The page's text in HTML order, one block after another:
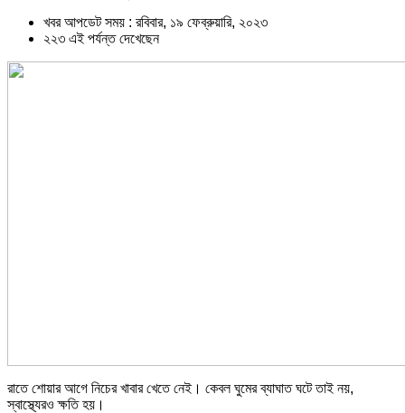
খবর আপডেট সময় : রবিবার, ১৯ ফেব্রুয়ারি, ২০২৩
২২৩ এই পর্যন্ত দেখেছেন
রাতে শোয়ার আগে নিচের খাবার খেতে নেই। কেবল ঘুমের ব্যাঘাত ঘটে তাই নয়,
স্বাস্থ্যেরও ক্ষতি হয়।